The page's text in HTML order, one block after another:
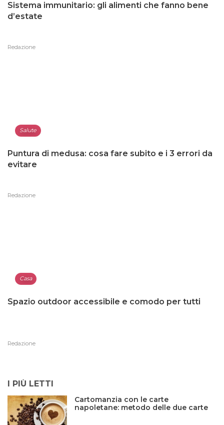
Sistema immunitario: gli alimenti che fanno bene
d’estate
Redazione
Salute
Puntura di medusa: cosa fare subito e i 3 errori da
evitare
Redazione
Casa
Spazio outdoor accessibile e comodo per tutti
Redazione
I PIÙ LETTI
Cartomanzia con le carte
napoletane: metodo delle due carte